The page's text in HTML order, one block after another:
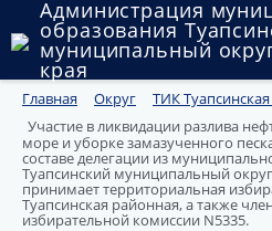
Администрация
образования
муниципальный
края
Округ
Администрация
Муниципальные закупки
Главная Округ ТИК
Участие в ликвидации разлива
море и уборке замазученного
составе делегации из
Туапсинский муниципальный
принимает территориальная
Туапсинская районная, а также
избирательной комиссии N5335.